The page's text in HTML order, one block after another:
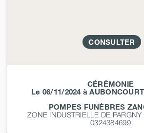
CONSULTER
CÉRÉMONIE
Le 06/11/2024 à
POMPES FUNÈBRES
ZONE INDUSTRIELLE DE
0324384699